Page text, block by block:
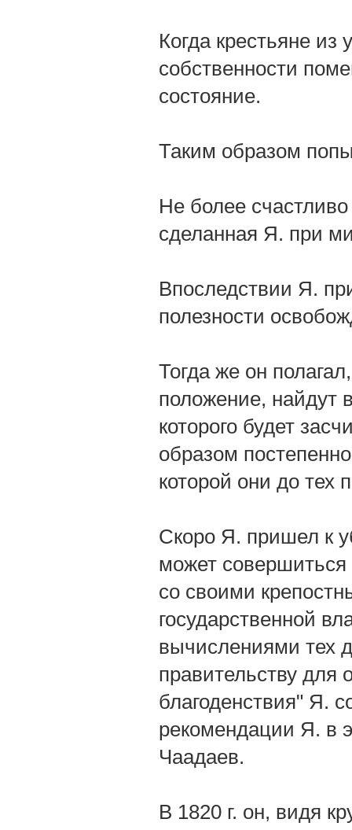
Когда крестьяне
собственности
состояние.
Таким образом
Не более
сделанная Я. при
Впоследствии Я.
полезности
Тогда же он
положение, найдут
которого будет
образом
которой они до тех
Скоро Я. пришел к
может совершиться
со своими
государственной
вычислениями тех
правительству
благоденствия" Я.
рекомендации Я. в
Чаадаев.
В 1820 г. он, видя